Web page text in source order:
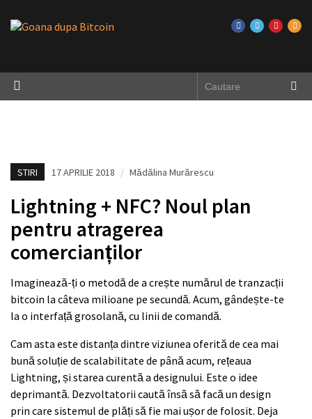
STIRI 17 APRILIE 2018 / Mădălina Murărescu
Lightning + NFC? Noul plan
pentru atragerea
comercianților
Imaginează-ți o metodă de a crește numărul de tranzacții
bitcoin la câteva milioane pe secundă. Acum, gândește-te
la o interfață grosolană, cu linii de comandă.
Cam asta este distanța dintre viziunea oferită de cea mai
bună soluție de scalabilitate de până acum, rețeaua
Lightning, și starea curentă a designului. Este o idee
deprimantă. Dezvoltatorii caută însă să facă un design
prin care sistemul de plăți să fie mai ușor de folosit. Deja